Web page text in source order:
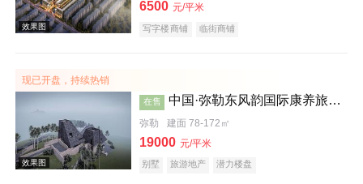
效果图
6500 元/平米
写字楼商铺 临街商铺
现已开盘，持续热销
在售 中国·弥勒东风韵国际康养旅游度假区沐心谷
弥勒 建面 78-172㎡
19000 元/平米
别墅 旅游地产 潜力楼盘